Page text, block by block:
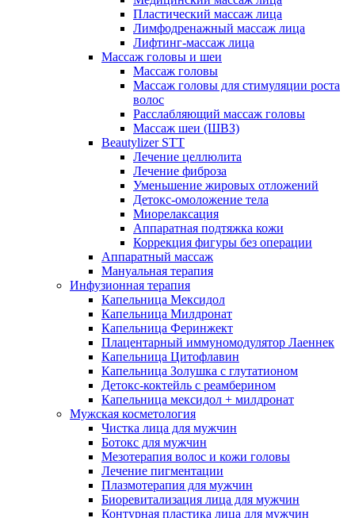
Пластический массаж лица
Лимфодренажный массаж лица
Лифтинг-массаж лица
Массаж головы и шеи
Массаж головы
Массаж головы для стимуляции роста
волос
Расслабляющий массаж головы
Массаж шеи (ШВЗ)
Beautylizer STT
Лечение целлюлита
Лечение фиброза
Уменьшение жировых отложений
Детокс-омоложение тела
Миорелаксация
Аппаратная подтяжка кожи
Коррекция фигуры без операции
Аппаратный массаж
Мануальная терапия
Инфузионная терапия
Капельница Мексидол
Капельница Милдронат
Капельница Феринжект
Плацентарный иммуномодулятор Лаеннек
Капельница Цитофлавин
Капельница Золушка с глутатионом
Детокс-коктейль с реамберином
Капельница мексидол + милдронат
Мужская косметология
Чистка лица для мужчин
Ботокс для мужчин
Мезотерапия волос и кожи головы
Лечение пигментации
Плазмотерапия для мужчин
Биоревитализация лица для мужчин
Контурная пластика лица для мужчин